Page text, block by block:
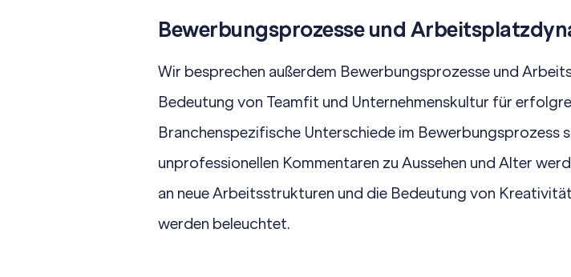
Bewerbungsprozesse und
Wir besprechen außerdem Bewerbungsprozesse und
Bedeutung von Teamfit und Unternehmenskultur für
Branchenspezifische Unterschiede im Bewerbungsprozess
unprofessionellen Kommentaren zu Aussehen und Alter
an neue Arbeitsstrukturen und die Bedeutung von
werden beleuchtet.